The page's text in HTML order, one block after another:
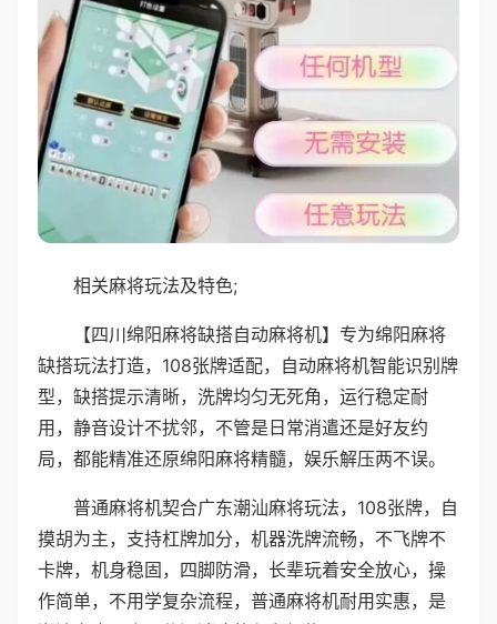
相关麻将玩法及特色;
【四川绵阳麻将缺搭自动麻将机】专为绵阳麻将
缺搭玩法打造，108张牌适配，自动麻将机智能识别牌
型，缺搭提示清晰，洗牌均匀无死角，运行稳定耐
用，静音设计不扰邻，不管是日常消遣还是好友约
局，都能精准还原绵阳麻将精髓，娱乐解压两不误。
普通麻将机契合广东潮汕麻将玩法，108张牌，自
摸胡为主，支持杠牌加分，机器洗牌流畅，不飞牌不
卡牌，机身稳固，四脚防滑，长辈玩着安全放心，操
作简单，不用学复杂流程，普通麻将机耐用实惠，是